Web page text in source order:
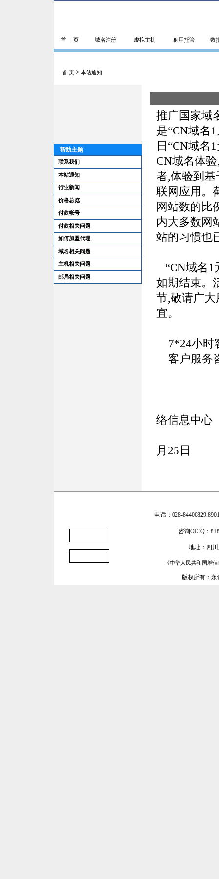
首 页 域名注册 虚拟主机 租用托管 数
首 页 > 本站通知
帮助主题
联系我们
本站通知
行业新闻
价格总览
付款帐号
付款相关问题
如何加盟代理
域名相关问题
主机相关问题
邮局相关问题
推广国家域
是“CN域名
日“CN域名
CN域名体
者,体验到基
联网应用。
网站数的比
内大多数网
站的习惯也
“CN域名1
如期结束。
节,敬请广
宜。
7*24小时
客户服务
络信息中心
月25日
电话：028-
咨询OICQ：
地址：四
《中华人民共和国增
版权所有：永